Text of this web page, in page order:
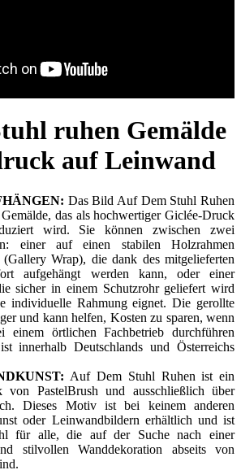
ruhen Gemälde
auf Leinwand
Das Bild Auf Dem Stuhl Ruhen
das als hochwertiger Giclée-Druck
wird. Sie können zwischen zwei
einer auf einen stabilen Holzrahmen
(Gallery Wrap), die dank des mitgelieferten
aufgehängt werden kann, oder einer
sicher in einem Schutzrohr geliefert wird
individuelle Rahmung eignet. Die gerollte
und kann helfen, Kosten zu sparen, wenn
einem örtlichen Fachbetrieb durchführen
innerhalb Deutschlands und Österreichs
Auf Dem Stuhl Ruhen ist ein
von PastelBrush und ausschließlich über
Dieses Motiv ist bei keinem anderen
oder Leinwandbildern erhältlich und ist
für alle, die auf der Suche nach einer
stilvollen Wanddekoration abseits von